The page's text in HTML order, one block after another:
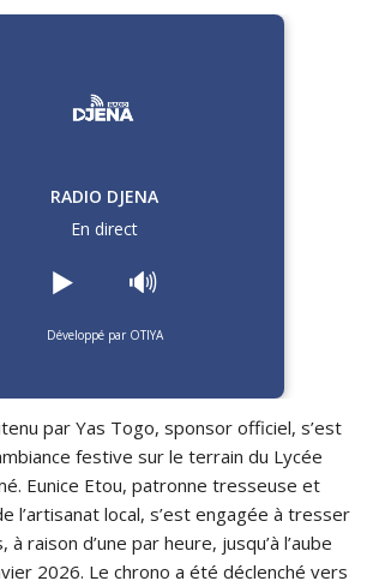
RADIO DJENA
En direct
▶️ 🔊
Développé par OTIYA
par Yas Togo, sponsor officiel, s’est
festive sur le terrain du Lycée
Eunice Etou, patronne tresseuse et
l’artisanat local, s’est engagée à tresser
raison d’une par heure, jusqu’à l’aube
2026. Le chrono a été déclenché vers